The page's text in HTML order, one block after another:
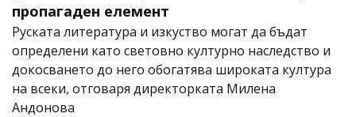
пропагаден елемент
Руската литература и изкуство могат да бъдат
определени като световно културно наследство и
докосването до него обогатява широката култура
на всеки, отговаря директорката Милена
Андонова